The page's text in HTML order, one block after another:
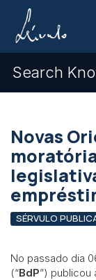
Search
Novas
SÉRVULO
No passado dia
(“BdP”) publicou